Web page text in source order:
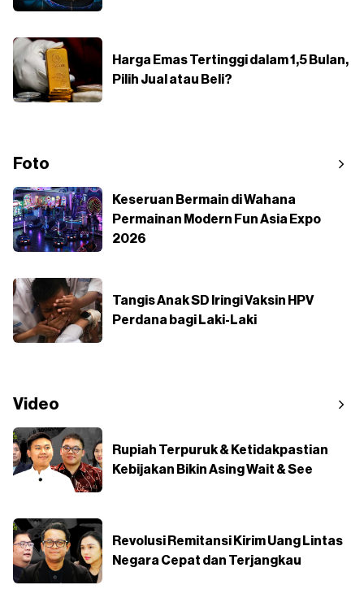
Harga Emas Tertinggi dalam 1,5 Bulan,
Pilih Jual atau Beli?
Foto
Keseruan Bermain di Wahana
Permainan Modern Fun Asia Expo
2026
Tangis Anak SD Iringi Vaksin HPV
Perdana bagi Laki-Laki
Video
Rupiah Terpuruk & Ketidakpastian
Kebijakan Bikin Asing Wait & See
Revolusi Remitansi Kirim Uang Lintas
Negara Cepat dan Terjangkau